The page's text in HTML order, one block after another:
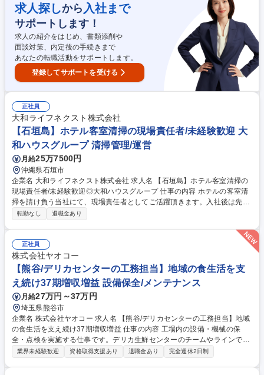
て頂きます。その後、所長候補として施設駐車場の収益管理やオーナー
(主に大手デベロッパー)に対する報告業務、パーキングオペレーターと呼
ばれるアルバイトスタッフのマネジメント業務、事故や破損の予防・対応
などを行って頂きます。【キャリアパス】副所長→所長→複数物件の所長
→サブマネージャー→マネージャー→部長※昇給は原則毎年 募集職種
【名古屋:駐車場管理/運営】年休120日/平均残業15H/ホスピタリティ活か
して活躍
求人探しから 入社まで
サポートします！
求人の紹介をはじめ、書類添削や
面談対策、内定後の手続きまで
あなたの転職活動をサポートします。
登録してサポートを受ける
正社員
大和ライフネクスト株式会社
【石垣島】ホテル客室清掃の現場責任者/未経験歓迎 大
和ハウスグループ 清掃管理/運営
月給25万7500円
沖縄県石垣市
企業名 大和ライフネクスト株式会社 求人名 【石垣島】ホテル客室清掃の
現場責任者/未経験歓迎◎大和ハウスグループ 仕事の内容 ホテルの客室清
掃を請け負う当社にて、現場責任者としてご活躍頂きます。入社後は先輩
もしくはホテル担当者とイチから業務を学び、4ヵ月～半年程度かけて独
ル＆人員配置 ■ホテルへの完了報告 ■収支確認 ■スタッフの育成 ※1日あ
たりのスタッフ数は平均8～10名、規模の大きいホテルで20～30名です。
※1つのホテルにつき、現場責任者は1名が基本。大きいホテルの場合は、
副責任者と2名で管理することもあります。 募集職種 【石垣島】ホテル客
室清掃の現場責任者/未経験歓迎◎大和ハウスグループ
転勤なし 退職金あり
正社員
株式会社ヤオコー
【熊谷/デリカセンターの工務担当】地域の食生活を支
え続け37期増収増益 設備保全/メンテナンス
月給27万円～37万円
埼玉県熊谷市
企業名 株式会社ヤオコー 求人名 【熊谷/デリカセンターの工務担当】地域
の食生活を支え続け37期増収増益 仕事の内容 工場内の設備・機械の保
全・点検を実施する仕事です。デリカ生鮮センターのチームやラインで責
任者を経験し将来は工場全体を担っていただきたいです。 募集職種 【熊
業界未経験歓迎 資格取得支援あり 退職金あり 完全週休2日制